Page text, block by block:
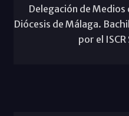
Delegación de Medios
Diócesis de Málaga.
por el ISCR